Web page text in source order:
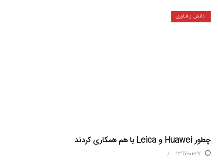
دانش و فناوری
چطور Huawei و Leica با هم همکاری کردند
1397-01-27